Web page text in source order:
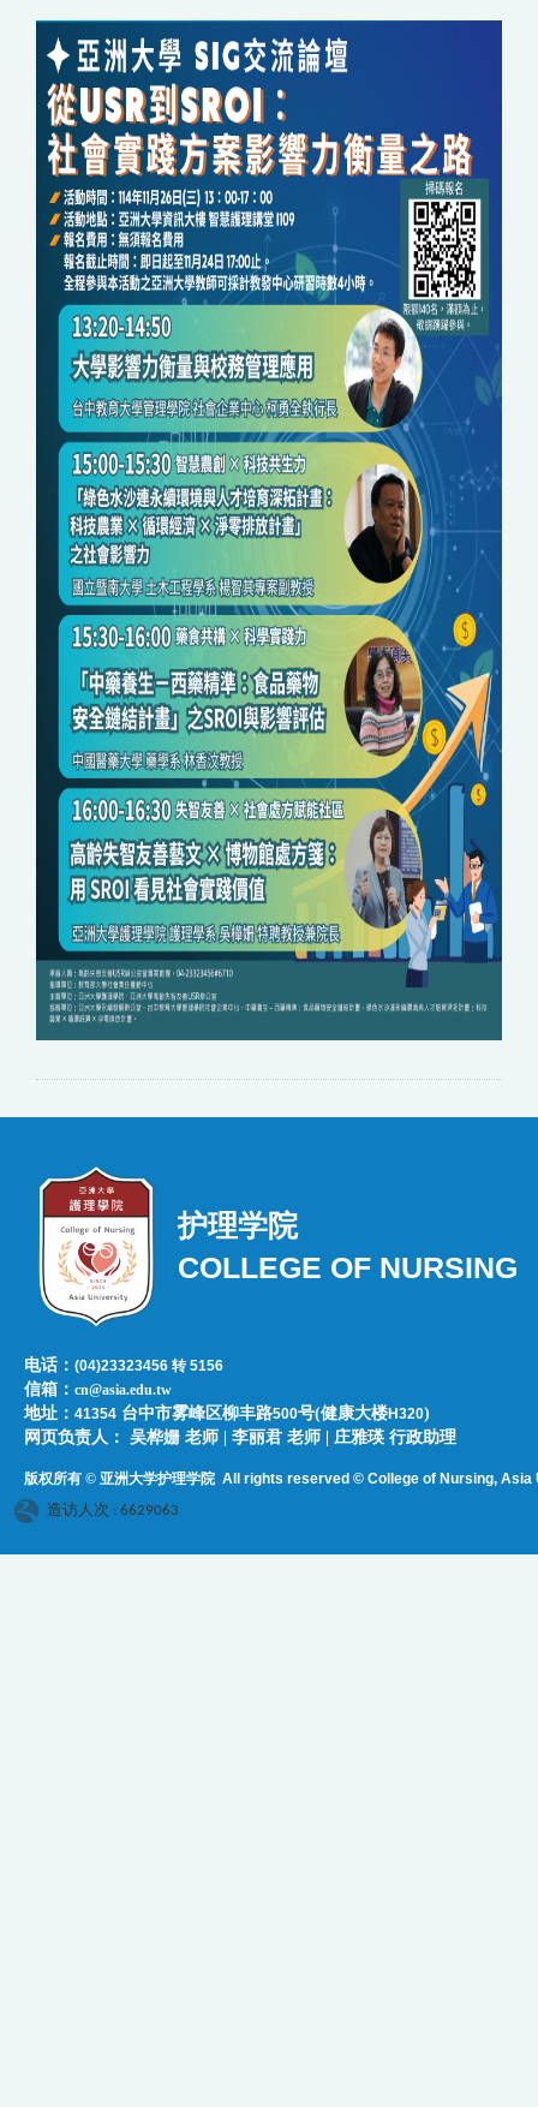
护理学院
COLLEGE OF NURSING
电话：(04)23323456 转 5156
信箱：cn@asia.edu.tw
地址：41354 台中市雾峰区柳丰路500号(健康大楼H320)
网页负责人：​​​ ​吴桦姗 老师 | 李丽君 老师 | 庄雅瑛 行政助理
版权所有 © 亚洲大学护理学院All rights reserved © College of Nursing, Asia
造访人次 : 6629063